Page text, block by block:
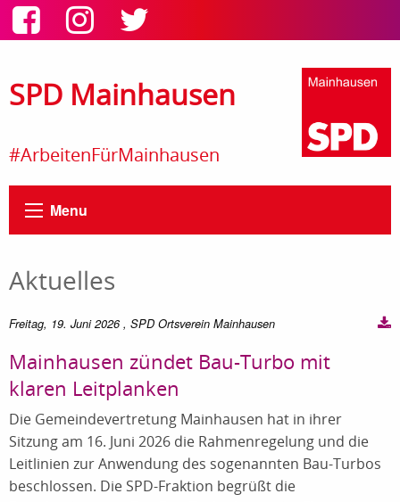
SPD Mainhausen
#ArbeitenFürMainhausen
Menu
Aktuelles
Freitag, 19. Juni 2026 , SPD Ortsverein Mainhausen
Mainhausen zündet Bau-Turbo mit
klaren Leitplanken
Die Gemeindevertretung Mainhausen hat in ihrer
Sitzung am 16. Juni 2026 die Rahmenregelung und die
Leitlinien zur Anwendung des sogenannten Bau-Turbos
beschlossen. Die SPD-Fraktion begrüßt die